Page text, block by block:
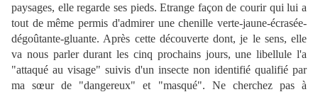
paysages, elle regarde ses pieds. Etrange façon de courir qui lui a
tout de même permis d'admirer une chenille verte-jaune-écrasée-
dégoûtante-gluante. Après cette découverte dont, je le sens, elle
va nous parler durant les cinq prochains jours, une libellule l'a
"attaqué au visage" suivis d'un insecte non identifié qualifié par
ma sœur de "dangereux" et "masqué". Ne cherchez pas à